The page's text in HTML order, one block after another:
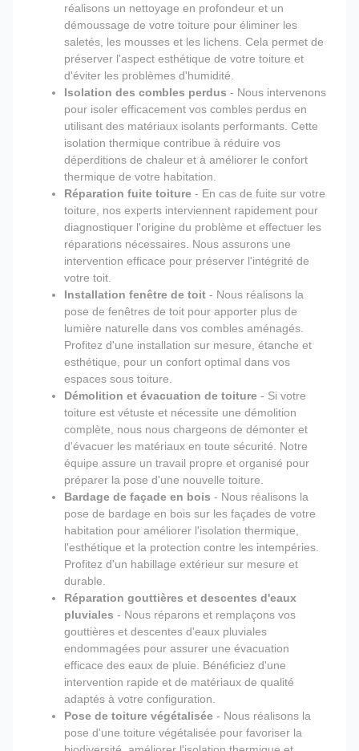
réalisons un nettoyage en profondeur et un
démoussage de votre toiture pour éliminer les
saletés, les mousses et les lichens. Cela permet de
préserver l'aspect esthétique de votre toiture et
d'éviter les problèmes d'humidité.
Isolation des combles perdus - Nous intervenons
pour isoler efficacement vos combles perdus en
utilisant des matériaux isolants performants. Cette
isolation thermique contribue à réduire vos
déperditions de chaleur et à améliorer le confort
thermique de votre habitation.
Réparation fuite toiture - En cas de fuite sur votre
toiture, nos experts interviennent rapidement pour
diagnostiquer l'origine du problème et effectuer les
réparations nécessaires. Nous assurons une
intervention efficace pour préserver l'intégrité de
votre toit.
Installation fenêtre de toit - Nous réalisons la
pose de fenêtres de toit pour apporter plus de
lumière naturelle dans vos combles aménagés.
Profitez d'une installation sur mesure, étanche et
esthétique, pour un confort optimal dans vos
espaces sous toiture.
Démolition et évacuation de toiture - Si votre
toiture est vétuste et nécessite une démolition
complète, nous nous chargeons de démonter et
d'évacuer les matériaux en toute sécurité. Notre
équipe assure un travail propre et organisé pour
préparer la pose d'une nouvelle toiture.
Bardage de façade en bois - Nous réalisons la
pose de bardage en bois sur les façades de votre
habitation pour améliorer l'isolation thermique,
l'esthétique et la protection contre les intempéries.
Profitez d'un habillage extérieur sur mesure et
durable.
Réparation gouttières et descentes d'eaux
pluviales - Nous réparons et remplaçons vos
gouttières et descentes d'eaux pluviales
endommagées pour assurer une évacuation
efficace des eaux de pluie. Bénéficiez d'une
intervention rapide et de matériaux de qualité
adaptés à votre configuration.
Pose de toiture végétalisée - Nous réalisons la
pose d'une toiture végétalisée pour favoriser la